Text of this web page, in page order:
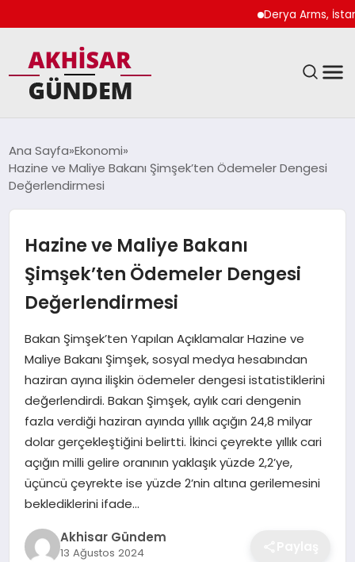
Derya Arms,
DÜNYA
TEKNOLOJI
YAŞAM
Ana Sayfa Ekonomi
Hazine ve Maliye Bakanı Şimşek’ten Ödemeler Dengesi
Değerlendirmesi
Hazine ve Maliye Bakanı
Şimşek’ten Ödemeler Dengesi
Değerlendirmesi
Bakan Şimşek’ten Yapılan Açıklamalar Hazine ve
Maliye Bakanı Şimşek, sosyal medya hesabından
haziran ayına ilişkin ödemeler dengesi istatistiklerini
değerlendirdi. Bakan Şimşek, aylık cari dengenin
fazla verdiği haziran ayında yıllık açığın 24,8 milyar
dolar gerçekleştiğini belirtti. İkinci çeyrekte yıllık cari
açığın milli gelire oranının yaklaşık yüzde 2,2’ye,
üçüncü çeyrekte ise yüzde 2’nin altına gerilemesini
beklediklerini ifade…
Akhisar Gündem
13 Ağustos 2024